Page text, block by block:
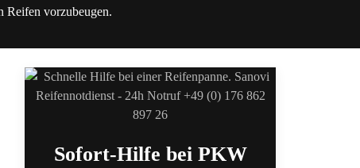
Reifen vorzubeugen.
Sofort-Hilfe bei PKW